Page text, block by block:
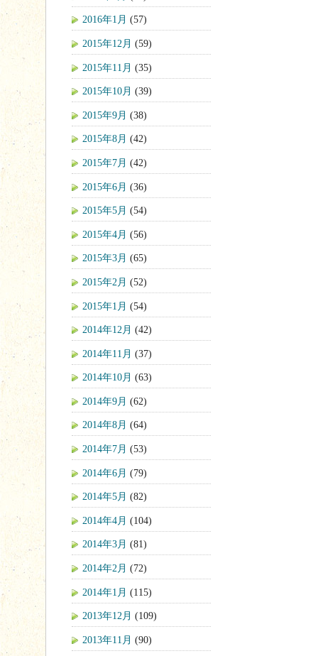
2016年1月 (57)
2015年12月 (59)
2015年11月 (35)
2015年10月 (39)
2015年9月 (38)
2015年8月 (42)
2015年7月 (42)
2015年6月 (36)
2015年5月 (54)
2015年4月 (56)
2015年3月 (65)
2015年2月 (52)
2015年1月 (54)
2014年12月 (42)
2014年11月 (37)
2014年10月 (63)
2014年9月 (62)
2014年8月 (64)
2014年7月 (53)
2014年6月 (79)
2014年5月 (82)
2014年4月 (104)
2014年3月 (81)
2014年2月 (72)
2014年1月 (115)
2013年12月 (109)
2013年11月 (90)